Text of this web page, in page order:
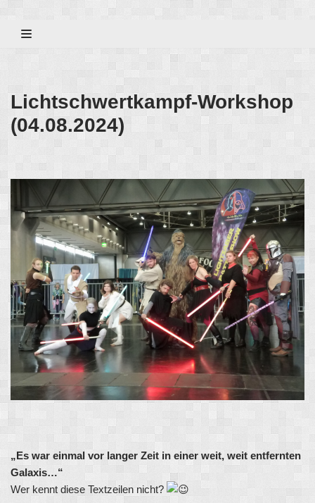
Zum
Lichtschwertkampf-Workshop
(04.08.2024)
„Es war einmal vor langer Zeit in einer weit, weit entfernten
Galaxis…“
Wer kennt diese Textzeilen nicht?